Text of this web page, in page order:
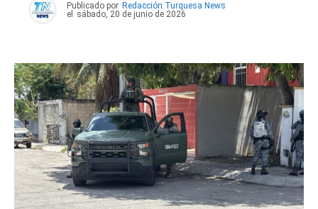
Publicado por Redacción Turquesa News
el
sábado, 20 de junio de 2026